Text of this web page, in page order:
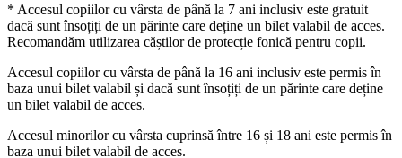
* Accesul copiilor cu vârsta de până la 7 ani inclusiv este gratuit
dacă sunt însoțiți de un părinte care deține un bilet valabil de acces.
Recomandăm utilizarea căștilor de protecție fonică pentru copii.
Accesul copiilor cu vârsta de până la 16 ani inclusiv este permis în
baza unui bilet valabil și dacă sunt însoțiți de un părinte care deține
un bilet valabil de acces.
Accesul minorilor cu vârsta cuprinsă între 16 și 18 ani este permis în
baza unui bilet valabil de acces.